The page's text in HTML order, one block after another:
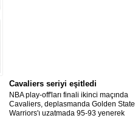
Cavaliers seriyi eşitledi
NBA play-off'ları finali ikinci maçında
Cavaliers, deplasmanda Golden State
Warriors'ı uzatmada 95-93 yenerek